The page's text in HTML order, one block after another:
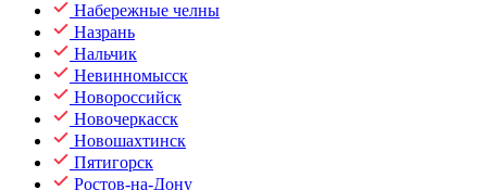
Набережные челны
Назрань
Нальчик
Невинномысск
Новороссийск
Новочеркасск
Новошахтинск
Пятигорск
Ростов-на-Дону